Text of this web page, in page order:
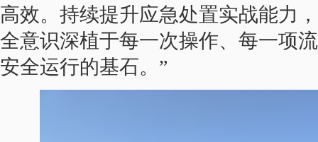
高效。持续提升应急处置实战能力
全意识深植于每一次操作、每一项
安全运行的基石。”